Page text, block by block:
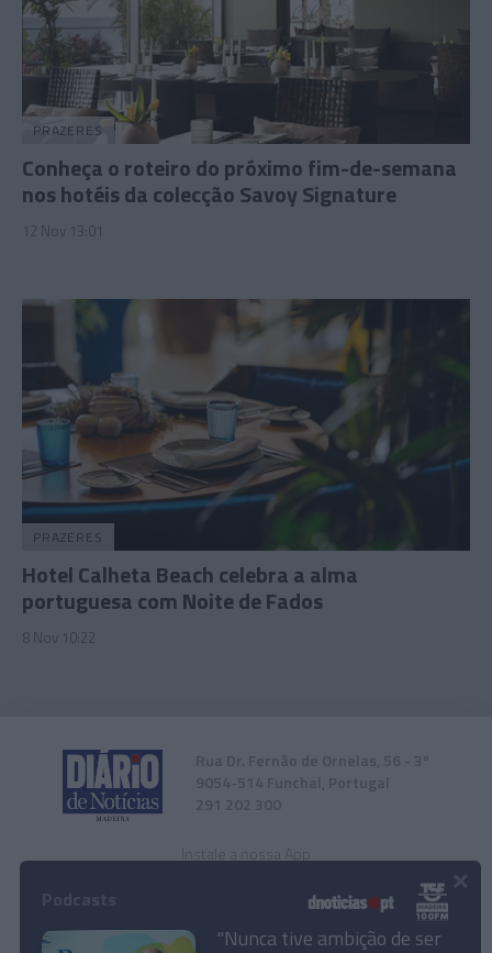
PRAZERES
Conheça o roteiro do próximo fim-de-semana
nos hotéis da colecção Savoy Signature
12 Nov 13:01
PRAZERES
Hotel Calheta Beach celebra a alma
portuguesa com Noite de Fados
8 Nov 10:22
Rua Dr. Fernão de Ornelas, 56 - 3º
9054-514 Funchal, Portugal
291 202 300
Instale a nossa App
"Nunca tive ambição de ser
×